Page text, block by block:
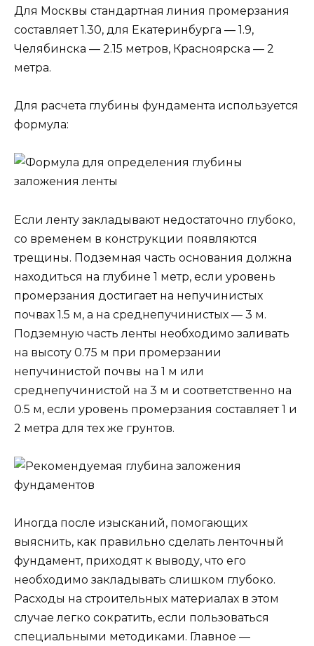
Для Москвы стандартная линия промерзания
составляет 1.30, для Екатеринбурга — 1.9,
Челябинска — 2.15 метров, Красноярска — 2
метра.
Для расчета глубины фундамента используется
формула:
Если ленту закладывают недостаточно глубоко,
со временем в конструкции появляются
трещины. Подземная часть основания должна
находиться на глубине 1 метр, если уровень
промерзания достигает на непучинистых
почвах 1.5 м, а на среднепучинистых — 3 м.
Подземную часть ленты необходимо заливать
на высоту 0.75 м при промерзании
непучинистой почвы на 1 м или
среднепучинистой на 3 м и соответственно на
0.5 м, если уровень промерзания составляет 1 и
2 метра для тех же грунтов.
Иногда после изысканий, помогающих
выяснить, как правильно сделать ленточный
фундамент, приходят к выводу, что его
необходимо закладывать слишком глубоко.
Расходы на строительных материалах в этом
случае легко сократить, если пользоваться
специальными методиками. Главное —